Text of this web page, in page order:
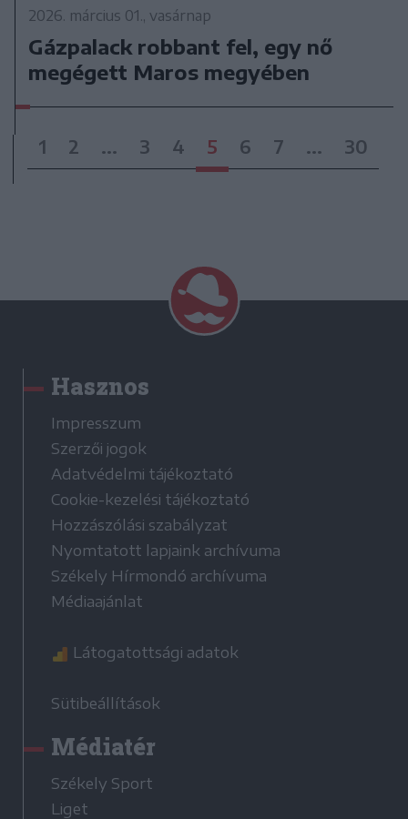
2026. március 01., vasárnap
Gázpalack robbant fel, egy nő
megégett Maros megyében
1 2 ... 3 4 5 6 7 ... 30
Hasznos
Impresszum
Szerzői jogok
Adatvédelmi tájékoztató
Cookie-kezelési tájékoztató
Hozzászólási szabályzat
Nyomtatott lapjaink archívuma
Székely Hírmondó archívuma
Médiaajánlat
Látogatottsági adatok
Sütibeállítások
Médiatér
Székely Sport
Liget